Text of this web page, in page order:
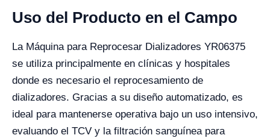
Uso del Producto en el Campo
La Máquina para Reprocesar Dializadores YR06375
se utiliza principalmente en clínicas y hospitales
donde es necesario el reprocesamiento de
dializadores. Gracias a su diseño automatizado, es
ideal para mantenerse operativa bajo un uso intensivo,
evaluando el TCV y la filtración sanguínea para